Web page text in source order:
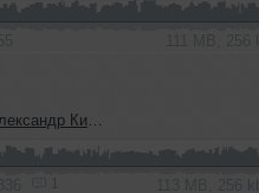
724 (08.07.2026)